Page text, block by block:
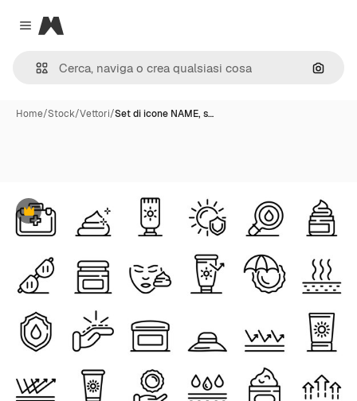
Close menu
Magnific
Cerca
Home/Stock/Vettori/Set di icone NAME, s…
Premium